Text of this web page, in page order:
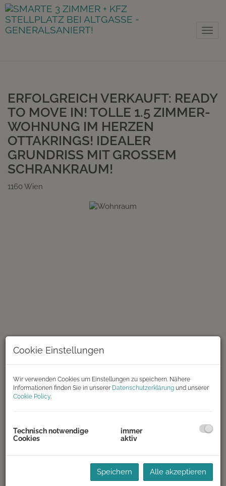
ERFOLGREICH VERKAUFT: READY
TO MOVE IN! TOLLE 1.5 ZIMMER-
WOHNUNG IM HERZEN
OTTAKRINGS! IDEALER
GRUNDRISS MIT GROSSEM S
CHRANKRAUM!
1160 Wien
Cookie Einstellungen
Wir verwenden Cookies um Einstellungen zu speichern. Nähere
Informationen finden Sie in unserer Datenschutzerklärung und unserer
Cookie Policy.
Technisch notwendige
Cookies
immer
aktiv
Speichern Alle akzeptieren